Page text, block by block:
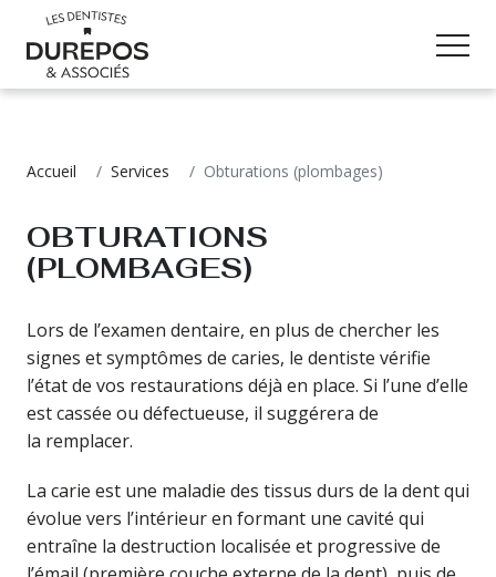
URGENCE DENTAIRE
Accueil Services Obturations (plombages)
OBTURATIONS
(PLOMBAGES)
Lors de l’examen dentaire, en plus de chercher les
signes et symptômes de caries, le dentiste vérifie
l’état de vos restaurations déjà en place. Si l’une d’elle
est cassée ou défectueuse, il suggérera de
la remplacer.
La carie est une maladie des tissus durs de la dent qui
évolue vers l’intérieur en formant une cavité qui
entraîne la destruction localisée et progressive de